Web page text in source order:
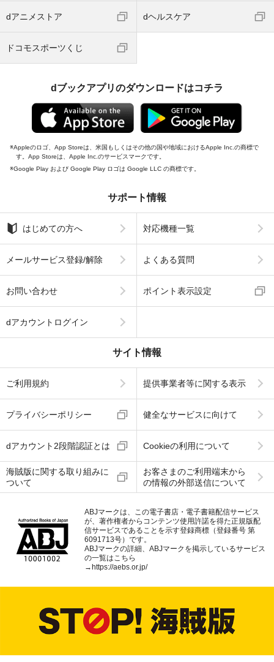
dアニメストア dヘルスケア
ドコモスポーツくじ
dブックアプリのダウンロードはコチラ
Appleのロゴ、App Storeは、米国もしくはその他の国や地域におけるApple Inc.の商標で
す。App Storeは、Apple Inc.のサービスマークです。
Google Play および Google Play ロゴは Google LLC の商標です。
サポート情報
はじめての方へ 対応機種一覧
メールサービス登録/解除 よくある質問
お問い合わせ ポイント表示設定
dアカウントログイン
サイト情報
ご利用規約 提供事業者等に関する表示
プライバシーポリシー 健全なサービスに向けて
dアカウント2段階認証とは Cookieの利用について
海賊版に関する取り組みに
ついて
お客さまのご利用端末から
の情報の外部送信について
ABJマークは、この電子書店・電子書籍配信サービス
が、著作権者からコンテンツ使用許諾を得た正規版配
信サービスであることを示す登録商標（登録番号 第
6091713号）です。
ABJマークの詳細、ABJマークを掲示しているサービス
の一覧はこちら
→ https://aebs.or.jp/